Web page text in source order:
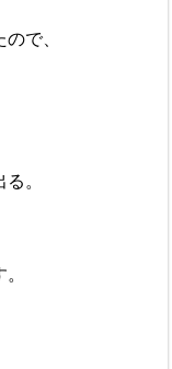
で、
。